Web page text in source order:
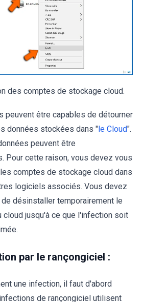
des comptes de stockage cloud.
peuvent être capables de détourner
données stockées dans "le Cloud".
peuvent être
Pour cette raison, vous devez vous
comptes de stockage cloud dans
logiciels associés. Vous devez
désinstaller temporairement le
jusqu'à ce que l'infection soit
par le rançongiciel :
une infection, il faut d'abord
de rançongiciel utilisent